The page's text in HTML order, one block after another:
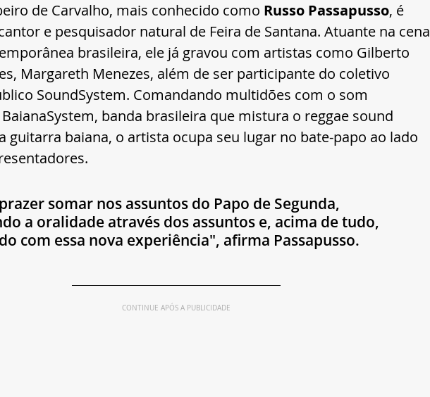
de Carvalho, mais conhecido como Russo Passapusso, é
e pesquisador natural de Feira de Santana. Atuante na cena
brasileira, ele já gravou com artistas como Gilberto
Margareth Menezes, além de ser participante do coletivo
SoundSystem. Comandando multidões com o som
banda brasileira que mistura o reggae sound
guitarra baiana, o artista ocupa seu lugar no bate-papo ao lado
somar nos assuntos do Papo de Segunda,
a oralidade através dos assuntos e, acima de tudo,
com essa nova experiência", afirma Passapusso.
CONTINUE APÓS A PUBLICIDADE